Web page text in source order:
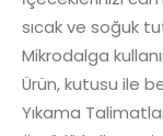
sıcak ve soğuk
Mikrodalga
Ürün, kutusu ile
Yıkama